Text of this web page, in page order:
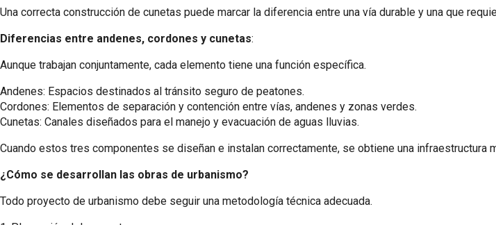
Una correcta construcción de cunetas puede marcar la diferencia entre una vía durable y una que
Diferencias entre andenes, cordones y cunetas:
Aunque trabajan conjuntamente, cada elemento tiene una función específica.
Andenes: Espacios destinados al tránsito seguro de peatones.
Cordones: Elementos de separación y contención entre vías, andenes y zonas verdes.
Cunetas: Canales diseñados para el manejo y evacuación de aguas lluvias.
Cuando estos tres componentes se diseñan e instalan correctamente, se obtiene una infraestructura
¿Cómo se desarrollan las obras de urbanismo?
Todo proyecto de urbanismo debe seguir una metodología técnica adecuada.